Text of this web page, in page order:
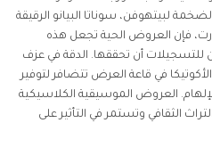
لبيتهوفن، سوناتا البيانو الرقيقة
فإن العروض الحية تجعل هذه
للتسجيلات أن تحققها. الدقة في عزف
في قاعة العرض تتضافر لتوفير
العروض الموسيقية الكلاسيكية
الثقافي وتستمر في التأثير على